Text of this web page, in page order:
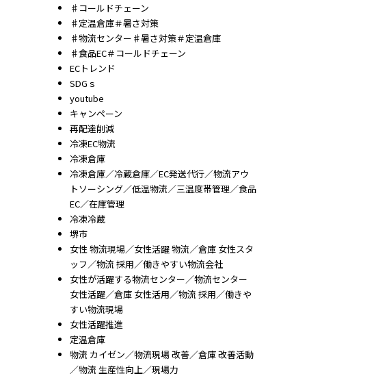
♯コールドチェーン
♯定温倉庫＃暑さ対策
♯物流センター♯暑さ対策＃定温倉庫
♯食品EC＃コールドチェーン
ECトレンド
SDGｓ
youtube
キャンペーン
再配達削減
冷凍EC物流
冷凍倉庫
冷凍倉庫／冷蔵倉庫／EC発送代行／物流アウ
トソーシング／低温物流／三温度帯管理／食品
EC／在庫管理
冷凍冷蔵
堺市
女性 物流現場／女性活躍 物流／倉庫 女性スタ
ッフ／物流 採用／働きやすい物流会社
女性が活躍する物流センター／物流センター
女性活躍／倉庫 女性活用／物流 採用／働きや
すい物流現場
女性活躍推進
定温倉庫
物流 カイゼン／物流現場 改善／倉庫 改善活動
／物流 生産性向上／現場力